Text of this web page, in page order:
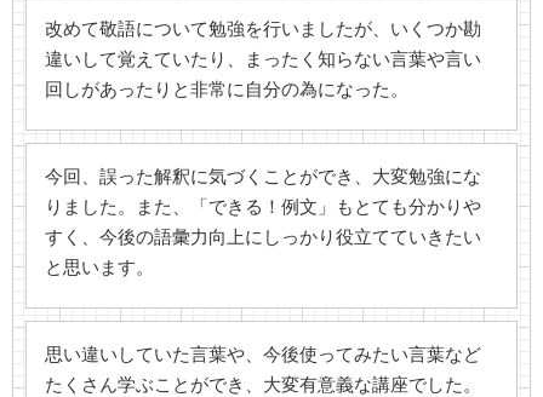
改めて敬語について勉強を行いましたが、いくつか勘
違いして覚えていたり、まったく知らない言葉や言い
回しがあったりと非常に自分の為になった。
今回、誤った解釈に気づくことができ、大変勉強にな
りました。また、「できる！例文」もとても分かりや
すく、今後の語彙力向上にしっかり役立てていきたい
と思います。
思い違いしていた言葉や、今後使ってみたい言葉など
たくさん学ぶことができ、大変有意義な講座でした。